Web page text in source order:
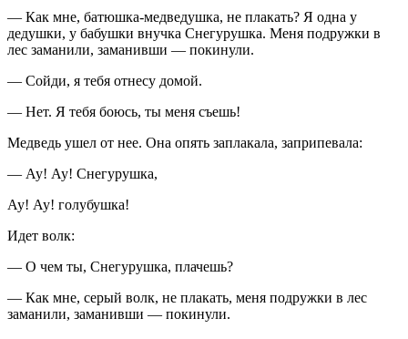
— Как мне, батюшка-медведушка, не плакать? Я одна у
дедушки, у бабушки внучка Снегурушка. Меня подружки в
лес заманили, заманивши — покинули.
— Сойди, я тебя отнесу домой.
— Нет. Я тебя боюсь, ты меня съешь!
Медведь ушел от нее. Она опять заплакала, заприпевала:
— Ау! Ау! Снегурушка,
Ау! Ау! голубушка!
Идет волк:
— О чем ты, Снегурушка, плачешь?
— Как мне, серый волк, не плакать, меня подружки в лес
заманили, заманивши — покинули.